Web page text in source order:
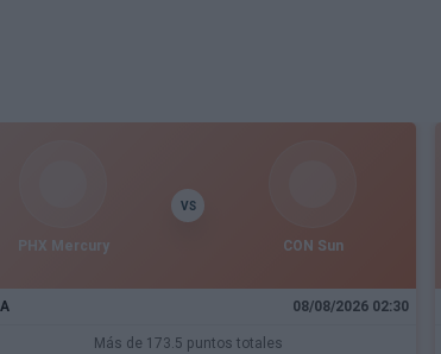
PHX Mercury
VS
CON Sun
08/08/2026 02:30
Más de 173.5 puntos totales